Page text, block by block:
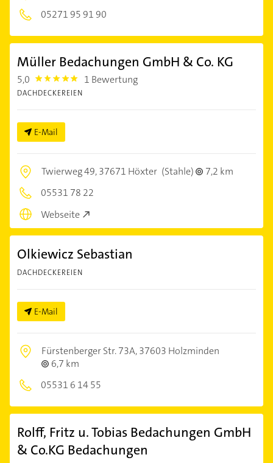
05271 95 91 90
Müller Bedachungen GmbH & Co. KG
5,0 5.0 1 Bewertung
DACHDECKEREIEN
E-Mail
Twierweg 49,37671 Höxter (Stahle)
7,2 km
05531 78 22
Webseite
Olkiewicz Sebastian
DACHDECKEREIEN
E-Mail
Fürstenberger Str. 73A,37603 Holzminden
6,7 km
05531 6 14 55
Rolff, Fritz u. Tobias Bedachungen GmbH
& Co.KG Bedachungen